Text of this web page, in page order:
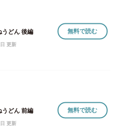
うどん 後編
更新
無料で読む
うどん 前編
更新
無料で読む